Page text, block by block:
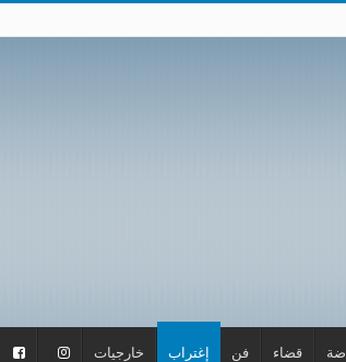
قضاء فن إغتراب خارجيات